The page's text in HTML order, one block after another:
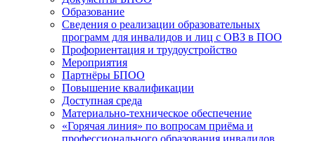
Образование
Сведения о реализации образовательных
программ для инвалидов и лиц с ОВЗ в ПОО
Профориентация и трудоустройство
Мероприятия
Партнёры БПОО
Повышение квалификации
Доступная среда
Материально-техническое обеспечение
«Горячая линия» по вопросам приёма и
профессионального образования инвалидов